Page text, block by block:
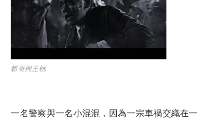
斬哥與王桃
一名警察與一名小混混，因為一宗車禍交織在一